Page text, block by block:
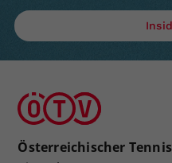
Österreichischer